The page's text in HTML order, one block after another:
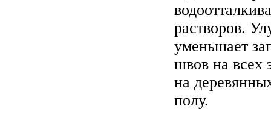
растворов.
уменьшает
швов на всех
на
полу.